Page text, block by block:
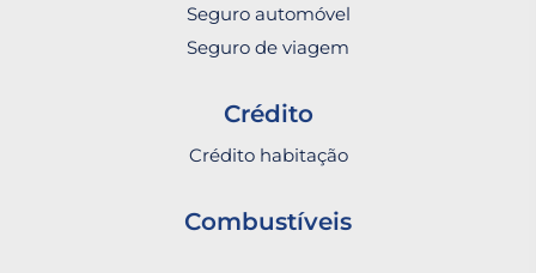
Seguro automóvel
Seguro de viagem
Crédito
Crédito habitação
Combustíveis